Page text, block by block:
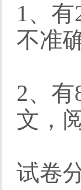
1、
不准
2、
文，
试卷